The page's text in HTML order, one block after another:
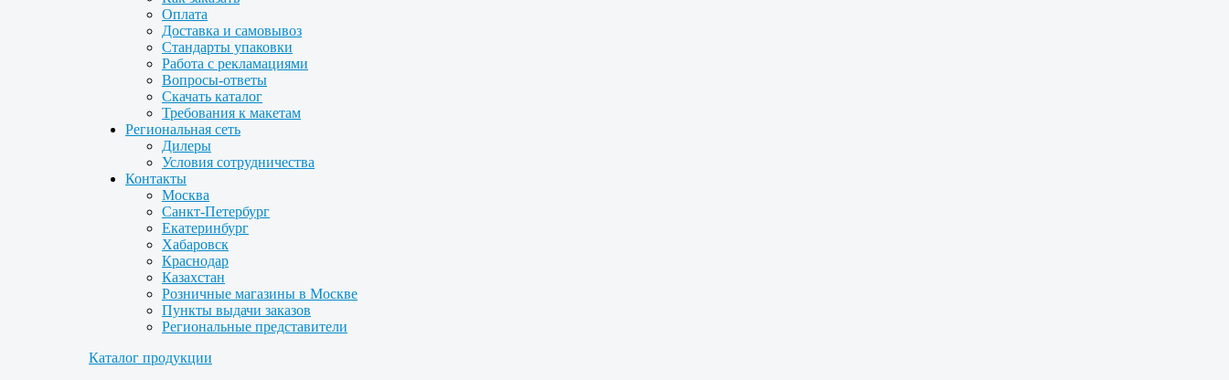
Оплата
Доставка и самовывоз
Стандарты упаковки
Работа с рекламациями
Вопросы-ответы
Скачать каталог
Требования к макетам
Региональная сеть
Дилеры
Условия сотрудничества
Контакты
Москва
Санкт-Петербург
Екатеринбург
Хабаровск
Краснодар
Казахстан
Розничные магазины в Москве
Пункты выдачи заказов
Региональные представители
Каталог продукции